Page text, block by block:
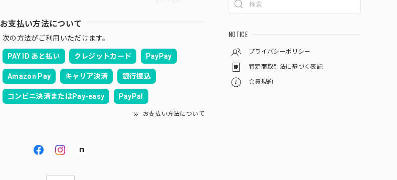
お支払い方法について
次の方法がご利用いただけます。
PAY ID あと払い クレジットカード PayPay
Amazon Pay キャリア決済 銀行振込
コンビニ決済またはPay-easy PayPal
お支払い方法について
NOTICE
プライバシーポリシー
特定商取引法に基づく表記
会員規約